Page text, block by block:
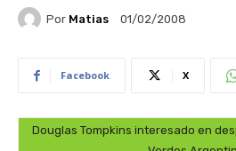
Por Matias 01/02/2008
Facebook X
Douglas Tompkins interesado en